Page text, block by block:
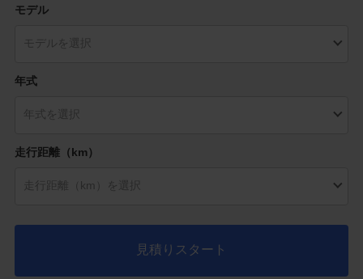
モデル
年式
走行距離（km）
見積りスタート